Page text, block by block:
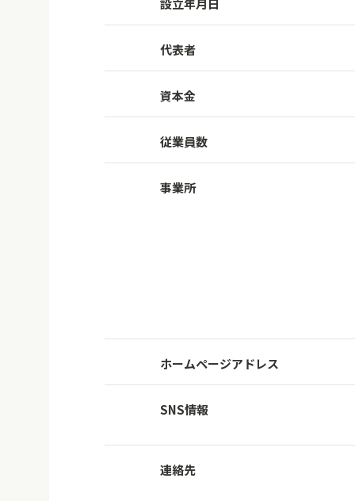
代表者
資本金
従業員数
事業所
ホームページアドレス
SNS情報
連絡先